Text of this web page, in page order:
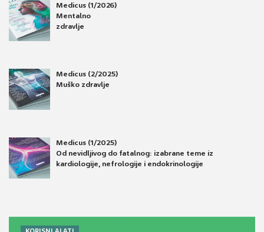
Medicus (1/2026)
Mentalno
zdravlje
Medicus (2/2025)
Muško zdravlje
Medicus (1/2025)
Od nevidljivog do fatalnog: izabrane teme iz
kardiologije, nefrologije i endokrinologije